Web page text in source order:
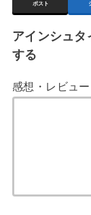
ポスト
アインシュ
する
感想・レビュー